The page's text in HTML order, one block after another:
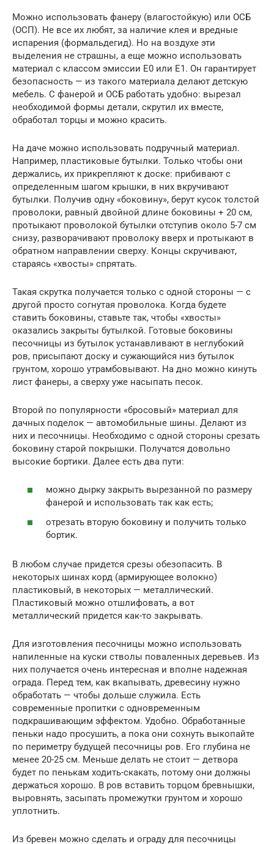
Можно использовать фанеру (влагостойкую) или ОСБ
(ОСП). Не все их любят, за наличие клея и вредные
испарения (формальдегид). Но на воздухе эти
выделения не страшны, а еще можно использовать
материал с классом эмиссии E0 или E1. Он гарантирует
безопасность — из такого материала делают детскую
мебель. С фанерой и ОСБ работать удобно: вырезал
необходимой формы детали, скрутил их вместе,
обработал торцы и можно красить.
На даче можно использовать подручный материал.
Например, пластиковые бутылки. Только чтобы они
держались, их прикрепляют к доске: прибивают с
определенным шагом крышки, в них вкручивают
бутылки. Получив одну «боковину», берут кусок толстой
проволоки, равный двойной длине боковины + 20 см,
протыкают проволокой бутылки отступив около 5-7 см
снизу, разворачивают проволоку вверх и протыкают в
обратном направлении сверху. Концы скручивают,
стараясь «хвосты» спрятать.
Такая скрутка получается только с одной стороны — с
другой просто согнутая проволока. Когда будете
ставить боковины, ставьте так, чтобы «хвосты»
оказались закрыты бутылкой. Готовые боковины
песочницы из бутылок устанавливают в неглубокий
ров, присыпают доску и сужающийся низ бутылок
грунтом, хорошо утрамбовывают. На дно можно кинуть
лист фанеры, а сверху уже насыпать песок.
Второй по популярности «бросовый» материал для
дачных поделок — автомобильные шины. Делают из
них и песочницы. Необходимо с одной стороны срезать
боковину старой покрышки. Получатся довольно
высокие бортики. Далее есть два пути:
можно дырку закрыть вырезанной по размеру
фанерой и использовать так как есть;
отрезать вторую боковину и получить только
бортик.
В любом случае придется срезы обезопасить. В
некоторых шинах корд (армирующее волокно)
пластиковый, в некоторых — металлический.
Пластиковый можно отшлифовать, а вот
металлический придется как-то закрывать.
Для изготовления песочницы можно использовать
напиленные на куски стволы поваленных деревьев. Из
них получается очень интересная и вполне надежная
ограда. Перед тем, как вкапывать, древесину нужно
обработать — чтобы дольше служила. Есть
современные пропитки с одновременным
подкрашивающим эффектом. Удобно. Обработанные
пеньки надо просушить, а пока они сохнуть выкопайте
по периметру будущей песочницы ров. Его глубина не
менее 20-25 см. Меньше делать не стоит — детвора
будет по пенькам ходить-скакать, потому они должны
держаться хорошо. В ров вставить торцом бревнышки,
выровнять, засыпать промежутки грунтом и хорошо
уплотнить.
Из бревен можно сделать и ограду для песочницы